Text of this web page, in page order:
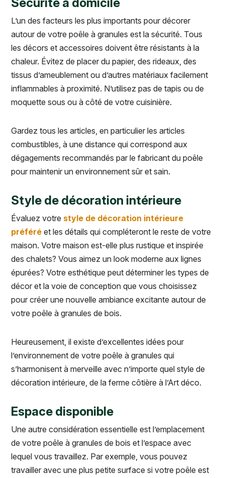
Sécurité à domicile
L’un des facteurs les plus importants pour décorer
autour de votre poêle à granules est la sécurité. Tous
les décors et accessoires doivent être résistants à la
chaleur. Évitez de placer du papier, des rideaux, des
tissus d’ameublement ou d’autres matériaux facilement
inflammables à proximité. N’utilisez pas de tapis ou de
moquette sous ou à côté de votre cuisinière.
Gardez tous les articles, en particulier les articles
combustibles, à une distance qui correspond aux
dégagements recommandés par le fabricant du poêle
pour maintenir un environnement sûr et sain.
Style de décoration intérieure
Évaluez votre style de décoration intérieure
préféré et les détails qui compléteront le reste de votre
maison. Votre maison est-elle plus rustique et inspirée
des chalets? Vous aimez un look moderne aux lignes
épurées? Votre esthétique peut déterminer les types de
décor et la voie de conception que vous choisissez
pour créer une nouvelle ambiance excitante autour de
votre poêle à granules de bois.
Heureusement, il existe d’excellentes idées pour
l’environnement de votre poêle à granules qui
s’harmonisent à merveille avec n’importe quel style de
décoration intérieure, de la ferme côtière à l’Art déco.
Espace disponible
Une autre considération essentielle est l’emplacement
de votre poêle à granules de bois et l’espace avec
lequel vous travaillez. Par exemple, vous pouvez
travailler avec une plus petite surface si votre poêle est